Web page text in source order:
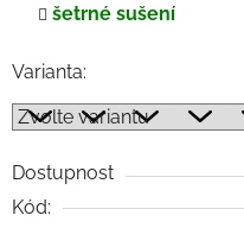
šetrné sušení
Varianta:
Dostupnost
Kód: